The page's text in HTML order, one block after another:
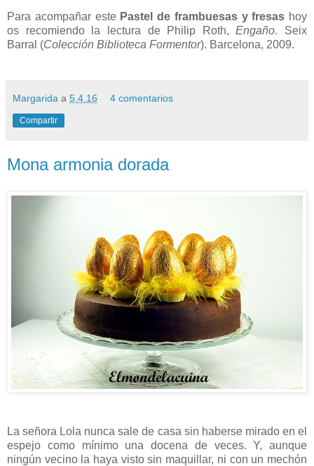
Para acompañar este Pastel de frambuesas y fresas hoy
os recomiendo la lectura de Philip Roth,Engaño. Seix
Barral (Colección Biblioteca Formentor). Barcelona, 2009.
Margarida a 5.4.16 4 comentarios
Compartir
Mona armonia dorada
La señora Lola nunca sale de casa sin haberse mirado en el
espejo como mínimo una docena de veces. Y, aunque
ningún vecino la haya visto sin maquillar, ni con un mechón